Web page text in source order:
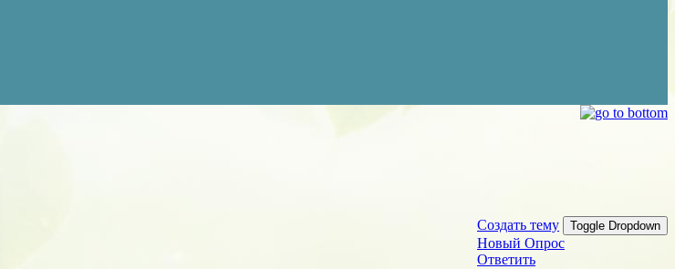
Создать тему Toggle Dropdown
Новый Опрос
Ответить